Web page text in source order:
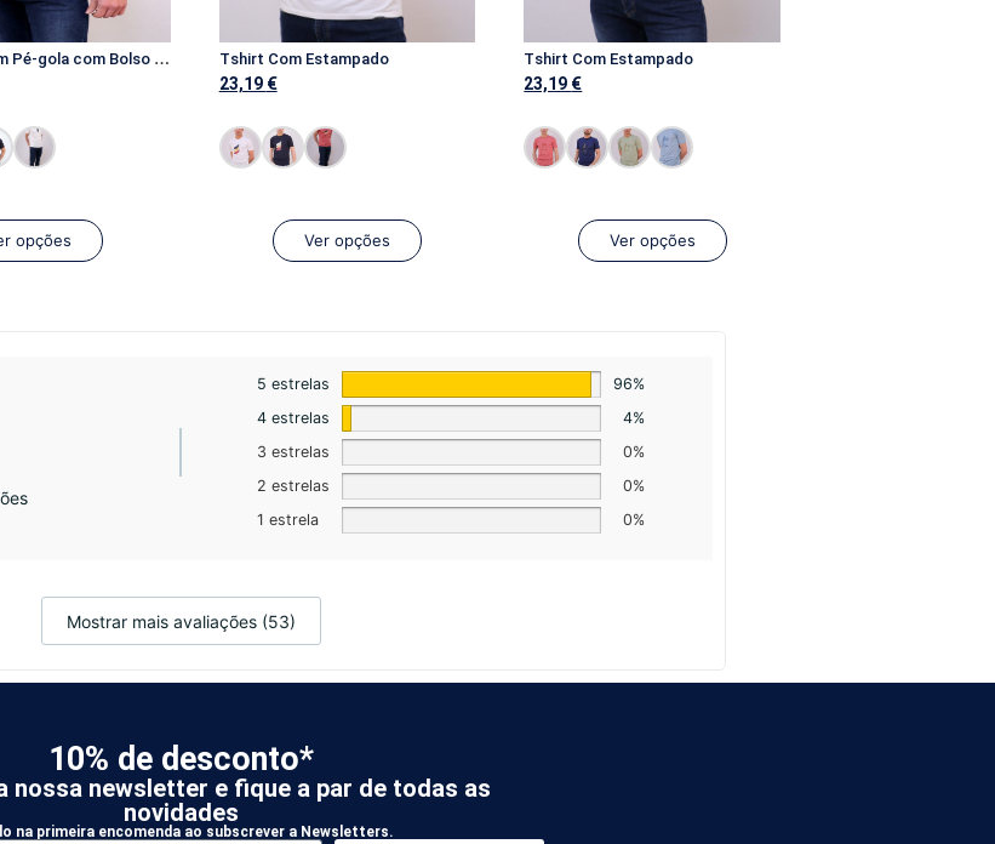
P
olo Jersey com Pé-gola com Bolso Interior
opções
Tshirt Com Estampado
23,19 €
Ver opções
Tshirt Com Estampado
23,19 €
Ver opções
5 estrelas
96%
4 estrelas
4%
3 estrelas
0%
2 estrelas
0%
1 estrela
0%
Mostrar mais avaliações (53)
10% de desconto*
nossa newsletter e fique a par de todas as
novidades
na primeira encomenda ao subscrever a Newsletters.